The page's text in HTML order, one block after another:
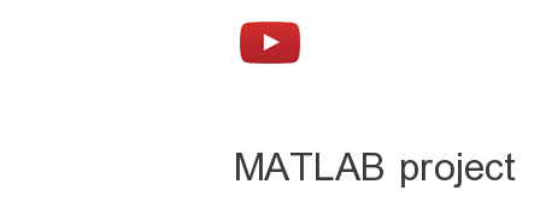
MATLAB project